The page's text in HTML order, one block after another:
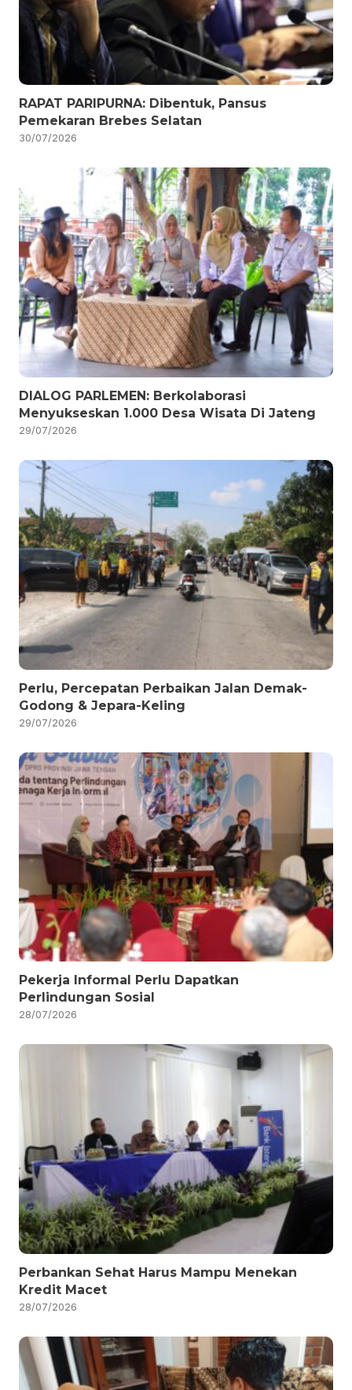
RAPAT PARIPURNA: Dibentuk, Pansus
Pemekaran Brebes Selatan
30/07/2026
DIALOG PARLEMEN: Berkolaborasi
Menyukseskan 1.000 Desa Wisata Di Jateng
29/07/2026
Perlu, Percepatan Perbaikan Jalan Demak-
Godong & Jepara-Keling
29/07/2026
Pekerja Informal Perlu Dapatkan
Perlindungan Sosial
28/07/2026
Perbankan Sehat Harus Mampu Menekan
Kredit Macet
28/07/2026